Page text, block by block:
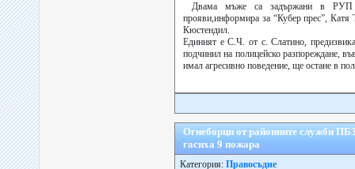
Двама мъже са задържани в РУП
прояви,информира за “Кубер прес”,
Кюстендил.
Единият е С.Ч. от с. Слатино,
подчинил на полицейско разпореждане,
имал агресивно поведение, ще остане в
Огнеборци от районните служби
гасиха 9 пожара
Категория: Правосъдие